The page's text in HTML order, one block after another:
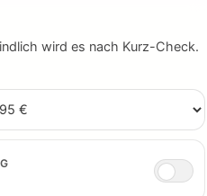
wird es nach Kurz-Check.